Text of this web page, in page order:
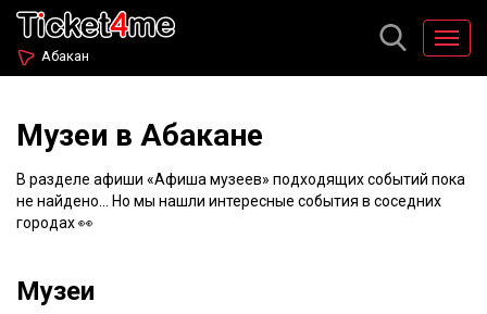
Абакан
Музеи в Абакане
В разделе афиши «Афиша музеев» подходящих событий пока
не найдено... Но мы нашли интересные события в соседних
городах 👀
Музеи